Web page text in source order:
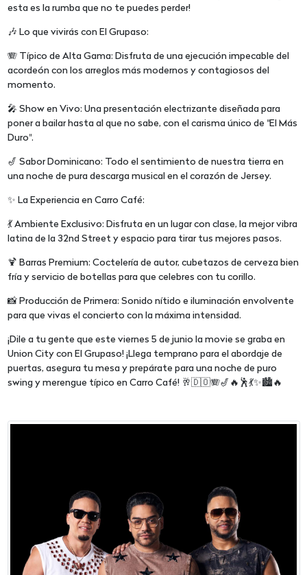
esta es la rumba que no te puedes perder!
🎶 Lo que vivirás con El Grupaso:
🪗 Típico de Alta Gama: Disfruta de una ejecución impecable del
acordeón con los arreglos más modernos y contagiosos del
momento.
🎤 Show en Vivo: Una presentación electrizante diseñada para
poner a bailar hasta al que no sabe, con el carisma único de "El Más
Duro".
🎷 Sabor Dominicano: Todo el sentimiento de nuestra tierra en
una noche de pura descarga musical en el corazón de Jersey.
✨ La Experiencia en Carro Café:
💃 Ambiente Exclusivo: Disfruta en un lugar con clase, la mejor vibra
latina de la 32nd Street y espacio para tirar tus mejores pasos.
🍹 Barras Premium: Coctelería de autor, cubetazos de cerveza bien
fría y servicio de botellas para que celebres con tu corillo.
📸 Producción de Primera: Sonido nítido e iluminación envolvente
para que vivas el concierto con la máxima intensidad.
¡Dile a tu gente que este viernes 5 de junio la movie se graba en
Union City con El Grupaso! ¡Llega temprano para el abordaje de
puertas, asegura tu mesa y prepárate para una noche de puro
swing y merengue típico en Carro Café! 🥂🇩🇴🪗🎷🔥🕺💃✨🏙️🔥